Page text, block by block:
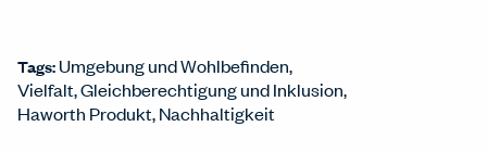
Tags:Umgebung und Wohlbefinden
Vielfalt, Gleichberechtigung und Inklusion
Haworth Produkt Nachhaltigkeit